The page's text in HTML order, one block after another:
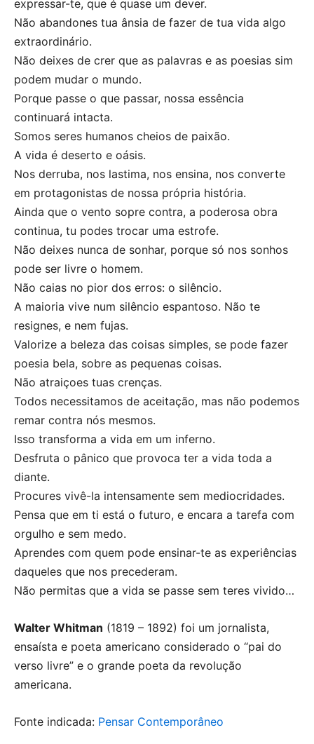
expressar-te, que é quase um dever.
Não abandones tua ânsia de fazer de tua vida algo
extraordinário.
Não deixes de crer que as palavras e as poesias sim
podem mudar o mundo.
Porque passe o que passar, nossa essência
continuará intacta.
Somos seres humanos cheios de paixão.
A vida é deserto e oásis.
Nos derruba, nos lastima, nos ensina, nos converte
em protagonistas de nossa própria história.
Ainda que o vento sopre contra, a poderosa obra
continua, tu podes trocar uma estrofe.
Não deixes nunca de sonhar, porque só nos sonhos
pode ser livre o homem.
Não caias no pior dos erros: o silêncio.
A maioria vive num silêncio espantoso. Não te
resignes, e nem fujas.
Valorize a beleza das coisas simples, se pode fazer
poesia bela, sobre as pequenas coisas.
Não atraiçoes tuas crenças.
Todos necessitamos de aceitação, mas não podemos
remar contra nós mesmos.
Isso transforma a vida em um inferno.
Desfruta o pânico que provoca ter a vida toda a
diante.
Procures vivê-la intensamente sem mediocridades.
Pensa que em ti está o futuro, e encara a tarefa com
orgulho e sem medo.
Aprendes com quem pode ensinar-te as experiências
daqueles que nos precederam.
Não permitas que a vida se passe sem teres vivido…
Walter Whitman (1819 – 1892) foi um jornalista,
ensaísta e poeta americano considerado o “pai do
verso livre” e o grande poeta da revolução
americana.
Fonte indicada: Pensar Contemporâneo